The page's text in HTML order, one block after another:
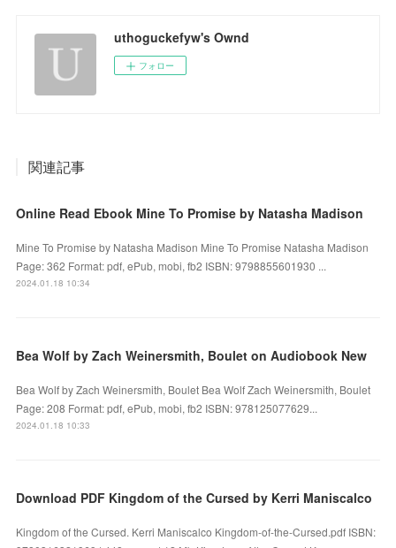
uthoguckefyw's Ownd
フォロー
関連記事
Online Read Ebook Mine To Promise by Natasha Madison
Mine To Promise by Natasha Madison Mine To Promise Natasha Madison
Page: 362 Format: pdf, ePub, mobi, fb2 ISBN: 9798855601930 ...
2024.01.18 10:34
Bea Wolf by Zach Weinersmith, Boulet on Audiobook New
Bea Wolf by Zach Weinersmith, Boulet Bea Wolf Zach Weinersmith, Boulet
Page: 208 Format: pdf, ePub, mobi, fb2 ISBN: 978125077629...
2024.01.18 10:33
Download PDF Kingdom of the Cursed by Kerri Maniscalco
Kingdom of the Cursed. Kerri Maniscalco Kingdom-of-the-Cursed.pdf ISBN: